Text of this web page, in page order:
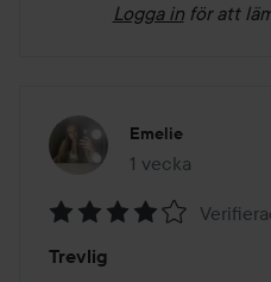
Logga in för att
Emelie
1 vecka
Inlägget
4
Trevlig